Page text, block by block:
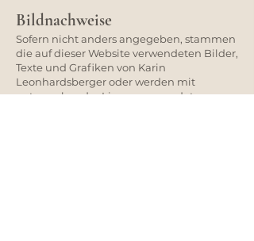
Bildnachweise
Sofern nicht anders angegeben, stammen
die auf dieser Website verwendeten Bilder,
Texte und Grafiken von Karin
Leonhardsberger oder werden mit
entsprechender Lizenz verwendet.